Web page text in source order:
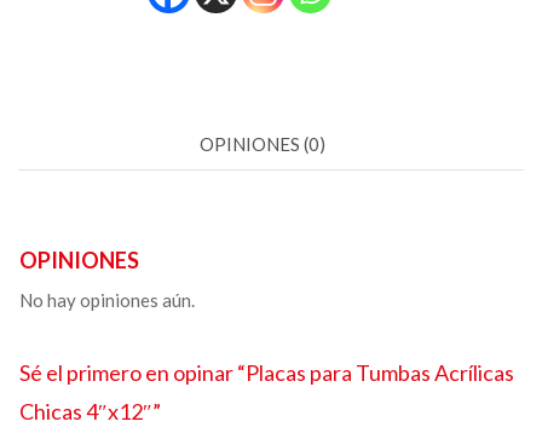
OPINIONES (0)
OPINIONES
No hay opiniones aún.
Sé el primero en opinar “Placas para TumbasAcrílicas
Chicas4″x12″”